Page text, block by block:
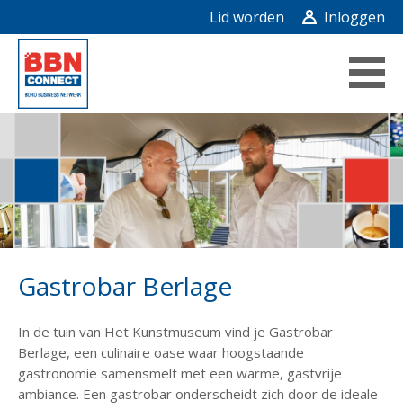
Lid worden Inloggen
Gastrobar Berlage
In de tuin van Het Kunstmuseum vind je Gastrobar
Berlage, een culinaire oase waar hoogstaande
gastronomie samensmelt met een warme, gastvrije
ambiance. Een gastrobar onderscheidt zich door de ideale